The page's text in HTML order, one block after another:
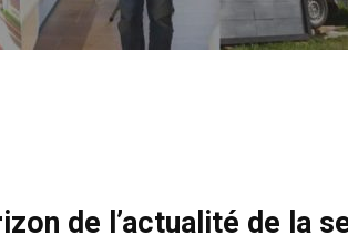
de l’actualité de la